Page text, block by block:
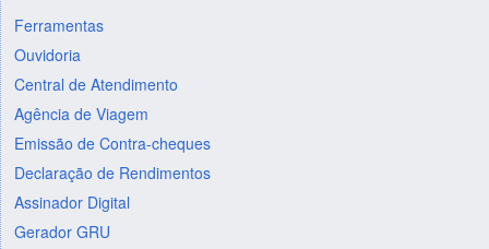
Ferramentas
Ouvidoria
Central de Atendimento
Agência de Viagem
Emissão de Contra-cheques
Declaração de Rendimentos
Assinador Digital
Gerador GRU